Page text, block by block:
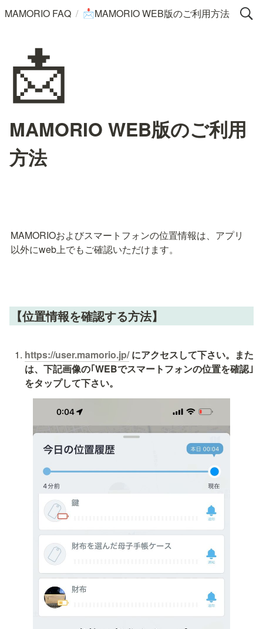
MAMORIO FAQ / 📩MAMORIO WEB版のご利用方法
📩
MAMORIO WEB版のご利用
方法
MAMORIOおよびスマートフォンの位置情報は、アプリ
以外にweb上でもご確認いただけます。
【位置情報を確認する方法】
https://user.mamorio.jp/ にアクセスして下さい。また
は、下記画像の｢WEBでスマートフォンの位置を確認｣
をタップして下さい。